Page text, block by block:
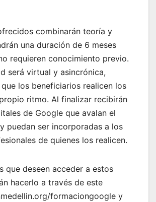
combinarán teoría y
una duración de 6 meses
requieren conocimiento previo.
será virtual y asincrónica,
los beneficiarios realicen los
ritmo. Al finalizar recibirán
de Google que avalan el
puedan ser incorporadas a los
de quienes los realicen.
que deseen acceder a estos
hacerlo a través de este
formaciongoogle y